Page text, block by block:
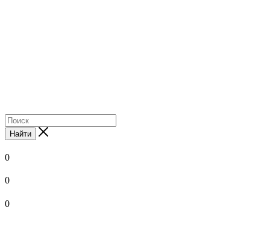
Найти
0
0
0